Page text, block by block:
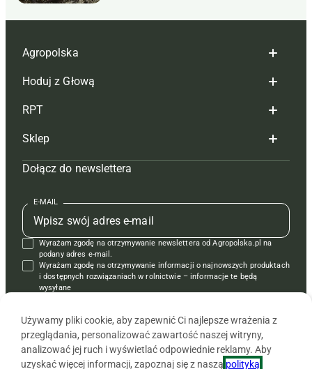
Agropolska
Redakcja
Reklama
Tagi
Mapa serwisu
Kontakt
Regulamin
Polityka prywatności
Hoduj z Głową
Hoduj z głową bydło
Hoduj z głową świnie
Prenumerata
Redakcja
Kontakt
Reklama
RPT
Redakcja
Prenumerata
Reklama
Kontakt
Krzyżówki
Sklep
Czasopisma i prenumerata
Książki
Regulamin
Dołącz do newslettera
E-MAIL
Wyrażam zgodę na otrzymywanie newslettera od Agropolska.pl na
podany adres e-mail.
Wyrażam zgodę na otrzymywanie informacji o najnowszych produktach
i dostępnych rozwiązaniach w rolnictwie – informacje te będą
wysyłane
Używamy pliki cookie, aby zapewnić Ci najlepsze wrażenia z
przeglądania, personalizować zawartość naszej witryny,
analizować jej ruch i wyświetlać odpowiednie reklamy. Aby
uzyskać więcej informacji, zapoznaj się z naszą polityką